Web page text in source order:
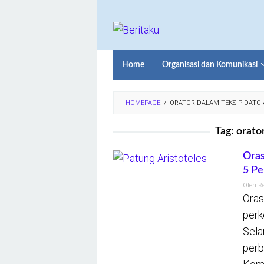
Home Organisasi dan Komunikasi
HOMEPAGE / ORATOR DALAM TEKS PIDATO
Tag:
5
Oleh